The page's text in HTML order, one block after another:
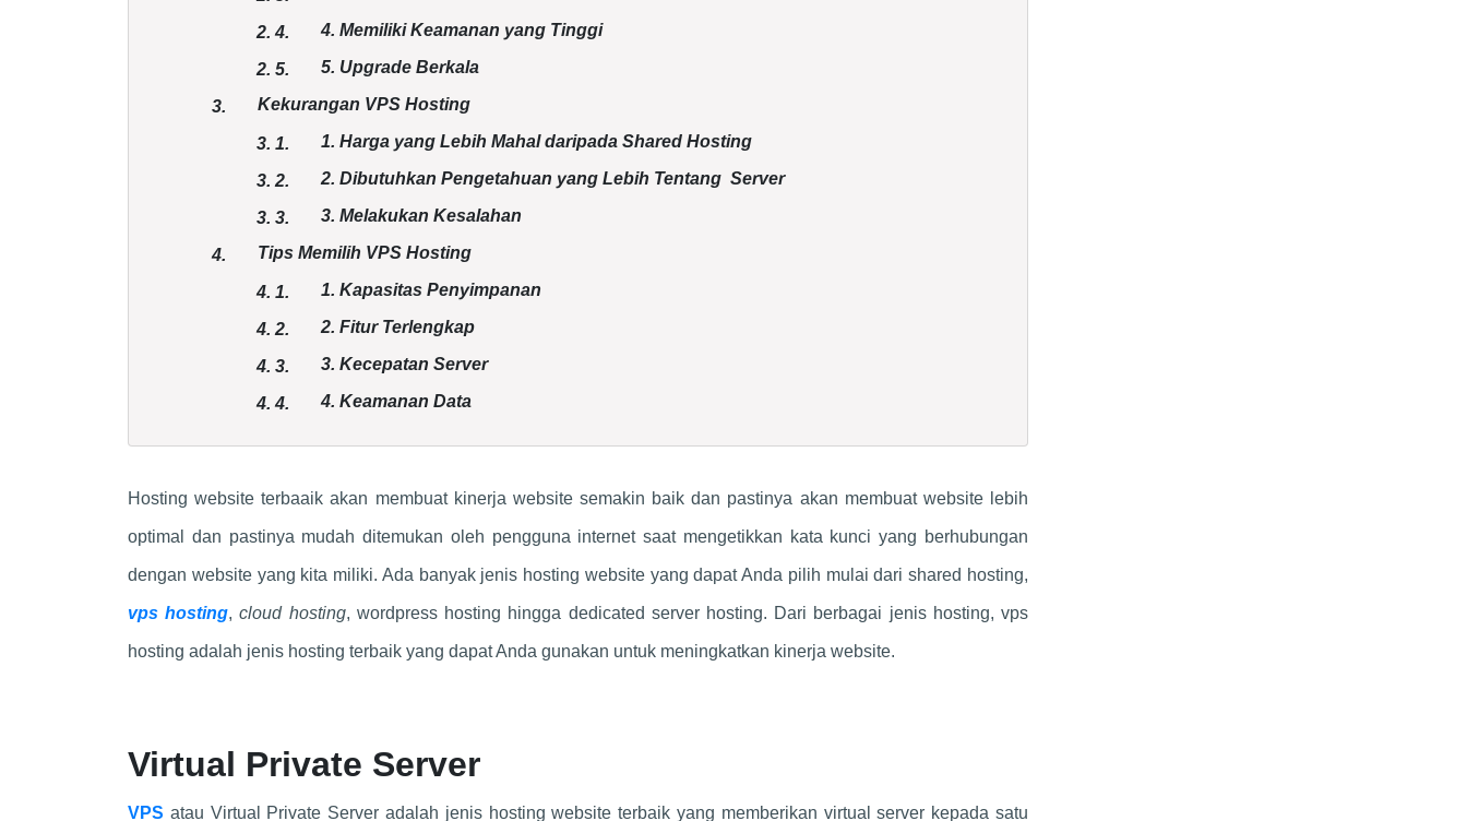
2.4. 4. Memiliki Keamanan yang Tinggi
2. 5. 5. Upgrade Berkala
3. Kekurangan VPS Hosting
3. 1. 1. Harga yang Lebih Mahal daripada Shared Hosting
3. 2. 2. Dibutuhkan Pengetahuan yang Lebih Tentang Server
3. 3. 3. Melakukan Kesalahan
4. Tips Memilih VPS Hosting
4. 1. 1. Kapasitas Penyimpanan
4. 2. 2. Fitur Terlengkap
4. 3. 3. Kecepatan Server
4.4. 4. Keamanan Data
Hosting website terbaaik akan membuat kinerja website semakin baik dan pastinya akan membuat website lebih
optimal dan pastinya mudah ditemukan oleh pengguna internet saat mengetikkan kata kunci yang berhubungan
dengan website yang kita miliki. Ada banyak jenis hosting website yang dapat Anda pilih mulai dari shared hosting,
vps hosting,cloud hosting, wordpress hosting hingga dedicated server hosting. Dari berbagai jenis hosting, vps
hosting adalah jenis hosting terbaik yang dapat Anda gunakan untuk meningkatkan kinerja website.
Virtual Private Server
VPS atau Virtual Private Server adalah jenis hosting website terbaik yang memberikan virtual server kepada satu